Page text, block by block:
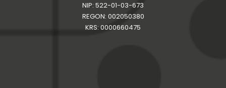
NIP: 522-01-03-673
REGON: 002050380
KRS: 0000660475